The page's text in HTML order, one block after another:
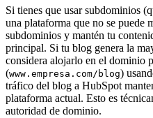
Si tienes que usar subdominios
una plataforma que no se puede
subdominios y mantén tu
principal. Si tu blog genera la
considera alojarlo en el dominio
(www.empresa.com/blog)
tráfico del blog a HubSpot
plataforma actual. Esto es
autoridad de dominio.